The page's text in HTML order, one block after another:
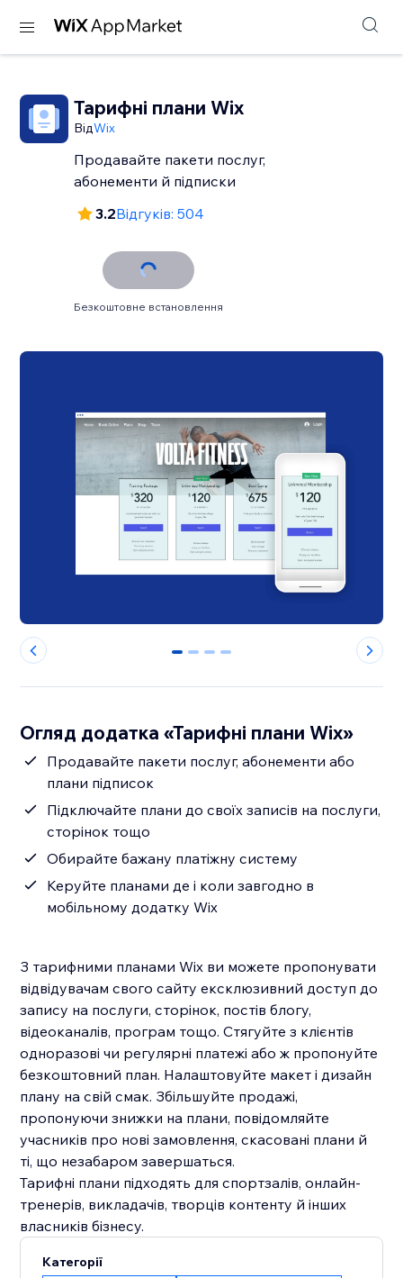
Тарифні плани Wix
ВідWix
Продавайте пакети послуг,
абонементи й підписки
3.2Відгуків: 504
Безкоштовне встановлення
0 1 2 3
Огляд додатка «Тарифні плани Wix»
Продавайте пакети послуг, абонементи або
плани підписок
Підключайте плани до своїх записів на послуги,
сторінок тощо
Обирайте бажану платіжну систему
Керуйте планами де і коли завгодно в
мобільному додатку Wix
З тарифними планами Wix ви можете пропонувати
відвідувачам свого сайту ексклюзивний доступ до
запису на послуги, сторінок, постів блогу,
відеоканалів, програм тощо. Стягуйте з клієнтів
одноразові чи регулярні платежі або ж пропонуйте
безкоштовний план. Налаштовуйте макет і дизайн
плану на свій смак. Збільшуйте продажі,
пропонуючи знижки на плани, повідомляйте
учасників про нові замовлення, скасовані плани й
ті, що незабаром завершаться.
Тарифні плани підходять для спортзалів, онлайн-
тренерів, викладачів, творців контенту й інших
Категорії